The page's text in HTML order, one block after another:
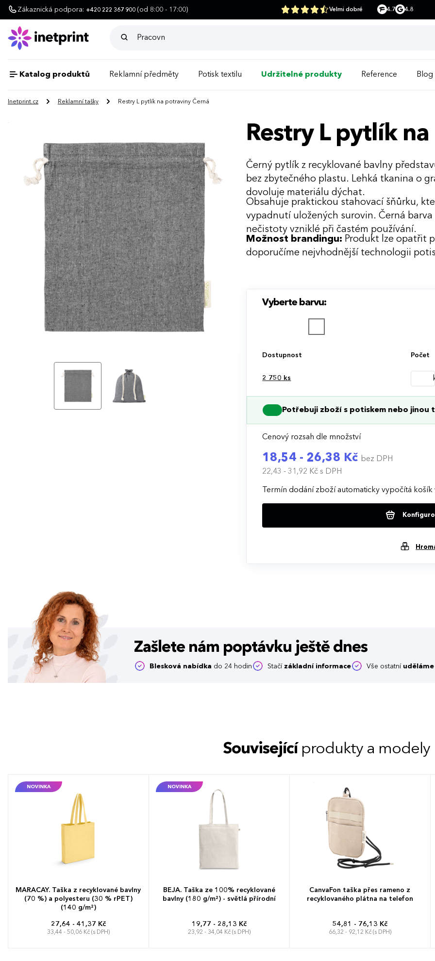
Zákaznická podpora: +420 222 367 900 (od 8:00 - 17:00) Velmi dobré 4.7 4.8
Katalog produktů Reklamní předměty Potisk textilu Udržitelné produkty Reference Blog
Inetprint.cz Reklamní tašky Restry L pytlík na potraviny Černá
Restry L pytlík
Černý pytlík z recyklované bavlny
bez zbytečného plastu. Lehká tkanina o
dovoluje materiálu dýchat.
Obsahuje praktickou stahovací šňůrku,
vypadnutí uložených surovin. Černá
nečistoty vzniklé při častém používání.
Možnost brandingu: Produkt lze opatřit
doporučíme nejvhodnější technologii
Vyberte barvu:
Dostupnost Počet
2 750 ks
Potřebuji zboží s potiskem nebo jinou
Cenový rozsah dle množství
18,54 - 26,38 Kč bez DPH
22,43 - 31,92 Kčs DPH
Termín dodání zboží automaticky vypočítá
Zašlete nám poptávku ještě dnes
Blesková nabídka do 24 hodin Stačí základní informace Vše ostatní uděláme
Související produkty a modely
NOVINKA
MARACAY. Taška z recyklované bavlny
(70 %) a polyesteru (30 % rPET)
(140 g/m²)
27,64 - 41,37 Kč
33,44 - 50,06 Kč (s DPH)
NOVINKA
BEJA. Taška ze 100% recyklované
bavlny (180 g/m²) - světlá přírodní
19,77 - 28,13 Kč
23,92 - 34,04 Kč (s DPH)
CanvaFon taška přes rameno z
recyklovaného plátna na telefon
54,81 - 76,13 Kč
66,32 - 92,12 Kč (s DPH)